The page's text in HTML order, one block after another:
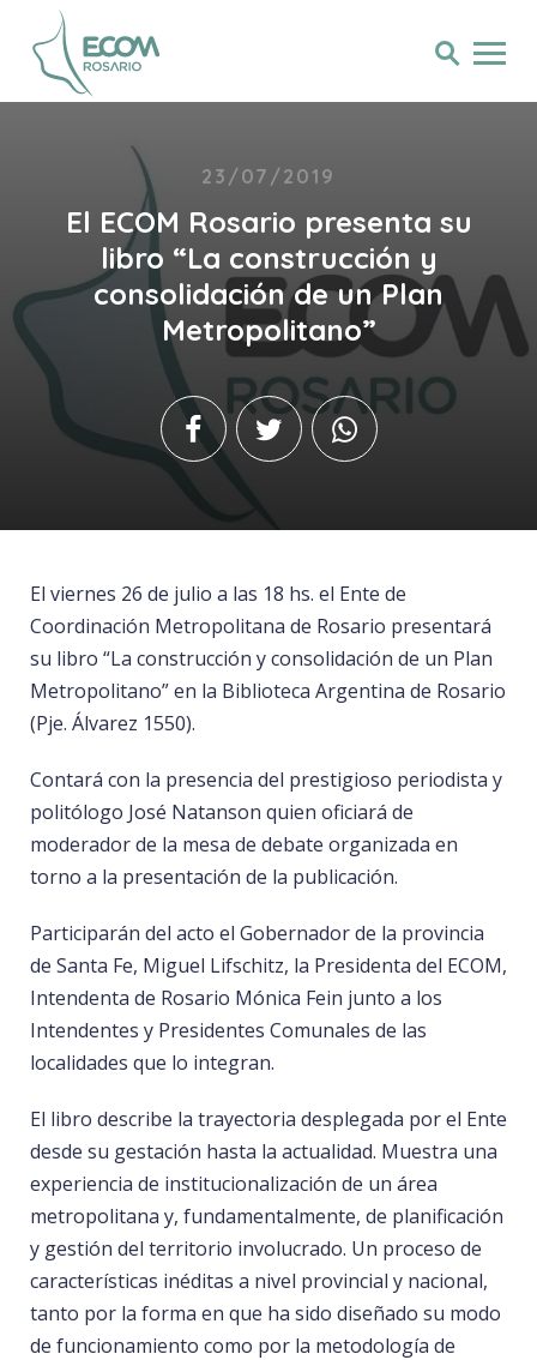
23/07/2019
El ECOM Rosario presenta su
libro “La construcción y
consolidación de un Plan
Metropolitano”
El viernes 26 de julio a las 18 hs. el Ente de
Coordinación Metropolitana de Rosario presentará
su libro “La construcción y consolidación de un Plan
Metropolitano” en la Biblioteca Argentina de Rosario
(Pje. Álvarez 1550).
Contará con la presencia del prestigioso periodista y
politólogo José Natanson quien oficiará de
moderador de la mesa de debate organizada en
torno a la presentación de la publicación.
Participarán del acto el Gobernador de la provincia
de Santa Fe, Miguel Lifschitz, la Presidenta del ECOM,
Intendenta de Rosario Mónica Fein junto a los
Intendentes y Presidentes Comunales de las
localidades que lo integran.
El libro describe la trayectoria desplegada por el Ente
desde su gestación hasta la actualidad. Muestra una
experiencia de institucionalización de un área
metropolitana y, fundamentalmente, de planificación
y gestión del territorio involucrado. Un proceso de
características inéditas a nivel provincial y nacional,
tanto por la forma en que ha sido diseñado su modo
de funcionamiento como por la metodología de